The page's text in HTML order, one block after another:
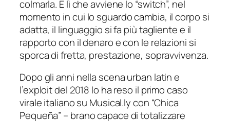
colmarla. È lì che avviene lo “switch”, nel
momento in cui lo sguardo cambia, il corpo si
adatta, il linguaggio si fa più tagliente e il
rapporto con il denaro e con le relazioni si
sporca di fretta, prestazione, sopravvivenza.
Dopo gli anni nella scena urban latin e
l’exploit del 2018 lo ha reso il primo caso
virale italiano su Musical.ly con “Chica
Pequeña” – brano capace di totalizzare